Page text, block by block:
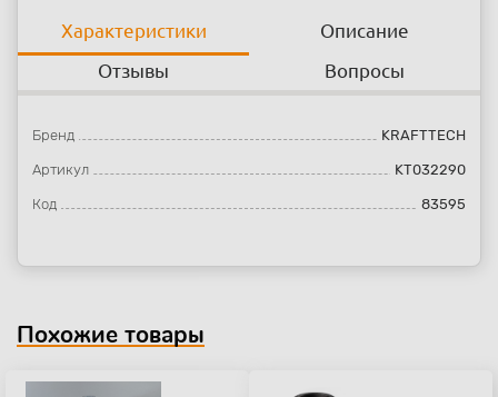
Характеристики
Описание
Отзывы
Вопросы
Бренд KRAFTTECH
Артикул KT032290
Код 83595
Похожие товары